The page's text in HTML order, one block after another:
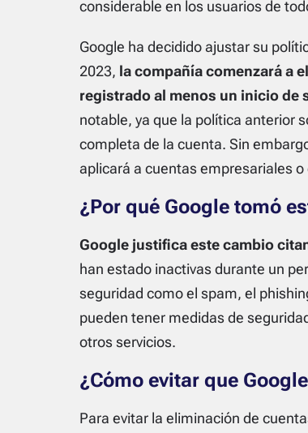
considerable en los usuarios de
Google ha decidido ajustar su
2023, la compañía comenzará a
registrado al menos un inicio de
notable, ya que la política anterior
completa de la cuenta. Sin
aplicará a cuentas empresariales o
¿Por qué Google tomó
Google justifica este cambio
han estado inactivas durante un
seguridad como el spam, el
pueden tener medidas de
otros servicios.
¿Cómo evitar que
Para evitar la eliminación de